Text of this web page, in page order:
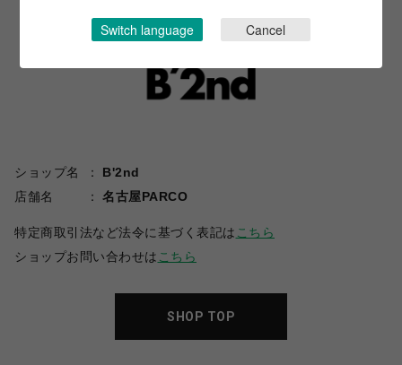
ショップ名
B'2nd
店舗名
名古屋PARCO
特定商取引法など法令に基づく表記は こちら
ショップお問い合わせは こちら
SHOP TOP
Switch language Cancel